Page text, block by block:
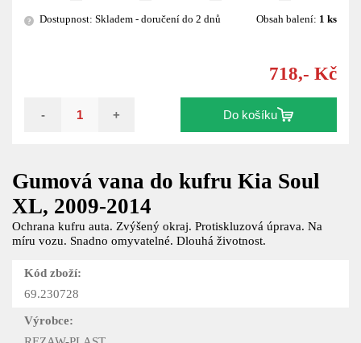
Gumová vana do kufru Kia Soul
XL, 2009-2014
Ochrana kufru auta. Zvýšený okraj. Protiskluzová úprava. Na
míru vozu. Snadno omyvatelné. Dlouhá životnost.
Kód zboží:
69.230728
Výrobce:
? Dostupnost: Skladem - doručení do 2 dnů Obsah balení: 1 ks
718,- Kč
- + Do košíku